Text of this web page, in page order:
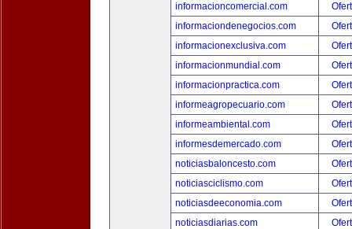
informacioncomercial.com
informaciondenegocios.com
informacionexclusiva.com
informacionmundial.com
informacionpractica.com
informeagropecuario.com
informeambiental.com
informesdemercado.com
noticiasbaloncesto.com
noticiasciclismo.com
noticiasdeeconomia.com
noticiasdiarias.com